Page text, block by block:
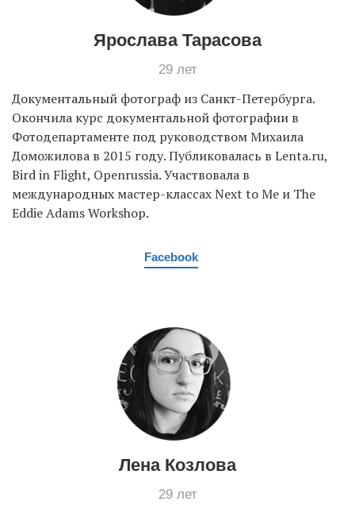
Ярослава Тарасова
29 лет
Документальный фотограф из Санкт-Петербурга.
Окончила курс документальной фотографии в
Фотодепартаменте под руководством Михаила
Доможилова в 2015 году. Публиковалась в Lenta.ru,
Bird in Flight, Openrussia. Участвовала в
международных мастер-классах Next to Me и The
Eddie Adams Workshop.
Facebook
Лена Козлова
29 лет